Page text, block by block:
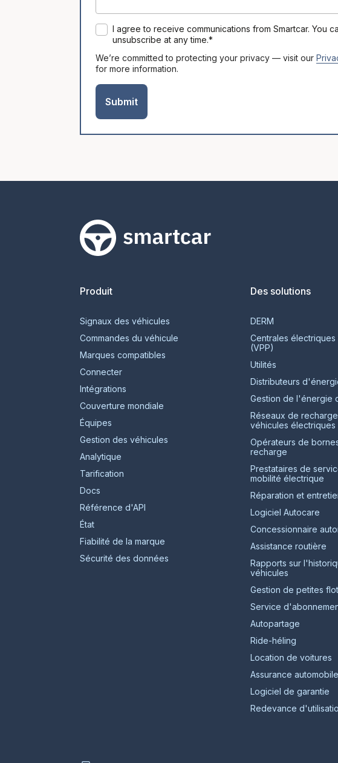
I agree to receive communications from Smartcar. You
unsubscribe at any time.*
We’re committed to protecting your privacy — visit our
for more information.
Smartcar home
Produit
Signaux des véhicules
Commandes du véhicule
Marques compatibles
Connecter
Intégrations
Couverture mondiale
Équipes
Gestion des véhicules
Analytique
Tarification
Docs
Référence d'API
État
Fiabilité de la marque
Sécurité des données
Des solutions
DERM
Centrales électriques
(VPP)
Utilités
Distributeurs
Gestion de l'énergie
Réseaux de
véhicules électriques
Opérateurs de
recharge
Prestataires de
mobilité électrique
Réparation et
Logiciel Autocare
Concessionnaire
Assistance routière
Rapports sur
véhicules
Gestion de petites
Service
Autopartage
Ride-héling
Location de voitures
Assurance automobile
Logiciel de garantie
Redevance